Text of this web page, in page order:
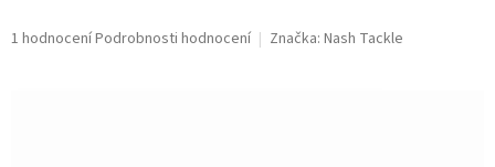
Průměrné
1 hodnoceníPodrobnosti hodnocení Značka: Nash Tackle